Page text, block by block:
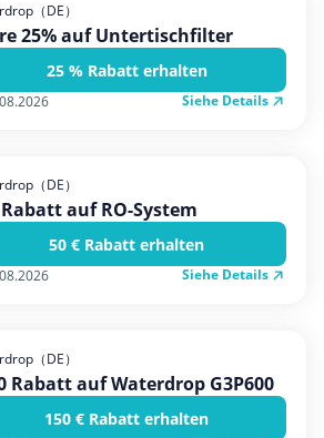
（DE）
25% auf Untertischfilter
25 % Rabatt erhalten
Siehe Details
（DE）
auf RO-System
50 € Rabatt erhalten
Siehe Details
（DE）
Rabatt auf Waterdrop G3P600
150 € Rabatt erhalten